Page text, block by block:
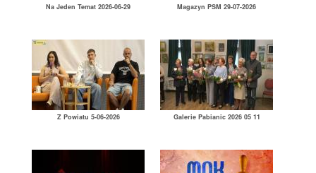
Na Jeden Temat 2026-06-29 Magazyn PSM 29-07-2026
Z Powiatu 5-06-2026 Galerie Pabianic 2026 05 11